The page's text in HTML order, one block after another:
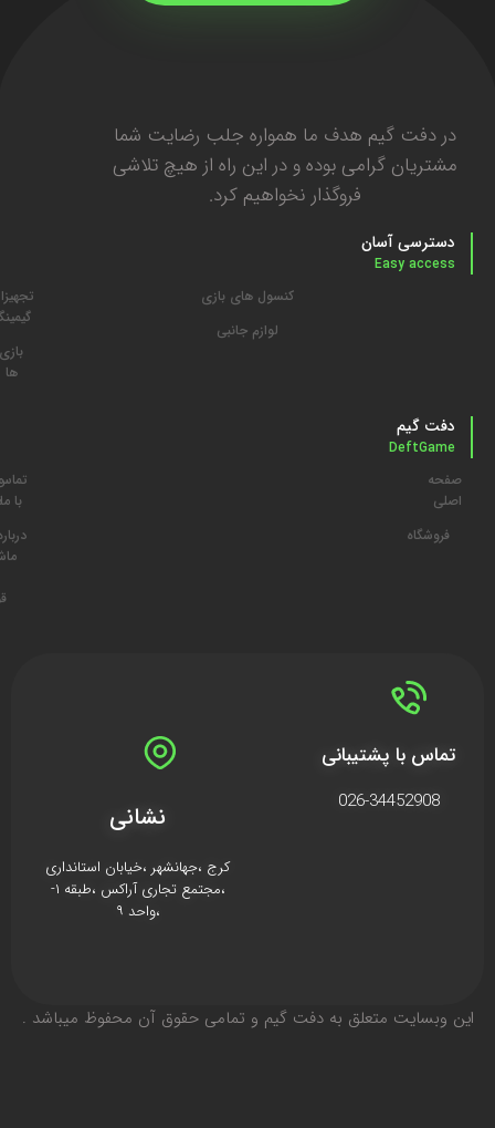
در دفت گیم هدف ما همواره جلب رضایت شما
مشتریان گرامی بوده و در این راه از هیچ تلاشی
فروگذار نخواهیم کرد.
دسترسی آسان
Easy access
کنسول های بازی
لوازم جانبی
بازی
ها
دفت گیم
DeftGame
صفحه
اصلی
فروشگاه
با ما
ما
تماس با پشتیبانی
026-34452908 نشانی
کرج ،جهانشهر ،خیابان استانداری
،مجتمع تجاری آراکس ،طبقه ۱-
،واحد ۹
اين وبسايت متعلق به دفت گیم و تمامی حقوق آن محفوظ ميباشد .